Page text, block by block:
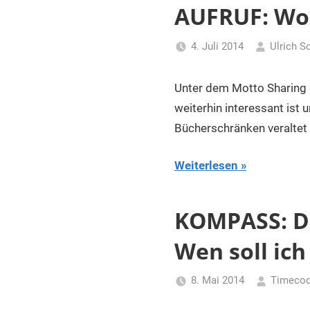
AUFRUF:
4. Juli 2014 Ulrich
Unter dem Motto
weiterhin interessant ist
Bücherschränken
Weiterlesen
Wen soll
8. Mai 2014